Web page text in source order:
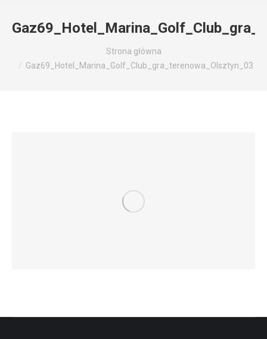
Strona główna
Gaz69_Hotel_Marina_Golf_Club_gra_terenowa_Olsztyn_03